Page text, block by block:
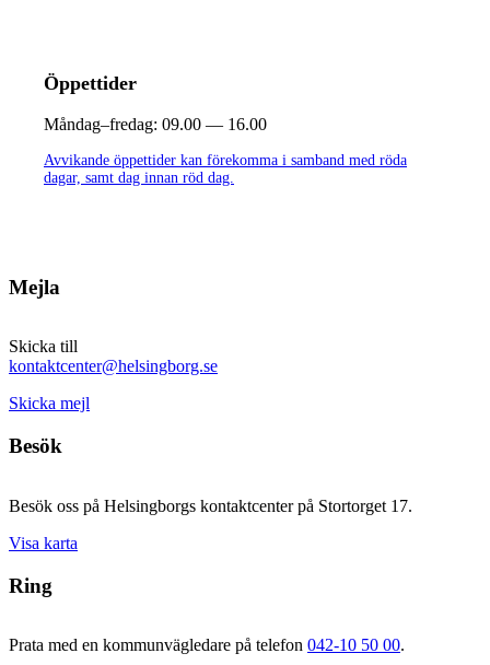
Öppettider
Måndag–fredag: 09.00 — 16.00
Avvikande öppettider kan förekomma i samband med röda
dagar, samt dag innan röd dag.
Mejla
Skicka till
kontaktcenter@helsingborg.se
Skicka mejl
Besök
Besök oss på Helsingborgs kontaktcenter på Stortorget 17.
Visa karta
Ring
Prata med en kommunvägledare på telefon 042-10 50 00.